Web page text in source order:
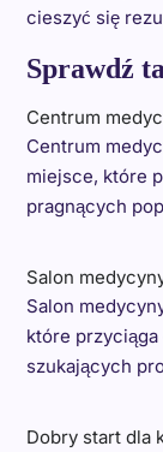
cieszyć się
Sprawdź
Centrum
Centrum
miejsce, które
pragnących
Salon
Salon
które
szukających
Dobry start dla